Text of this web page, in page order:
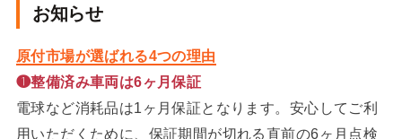
お知らせ
原付市場が選ばれる4つの理由
❶整備済み車両は6ヶ月保証
電球など消耗品は1ヶ月保証となります。安心してご利
用いただくために、保証期間が切れる直前の6ヶ月点検